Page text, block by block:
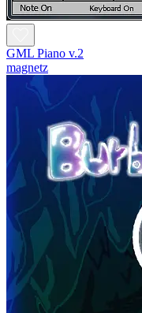
GML Piano v.2
magnetz